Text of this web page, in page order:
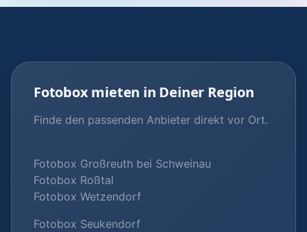
Fotobox mieten in Deiner Region
Finde den passenden Anbieter direkt vor Ort.
Fotobox Großreuth bei Schweinau
Fotobox Roßtal
Fotobox Wetzendorf
Fotobox Seukendorf